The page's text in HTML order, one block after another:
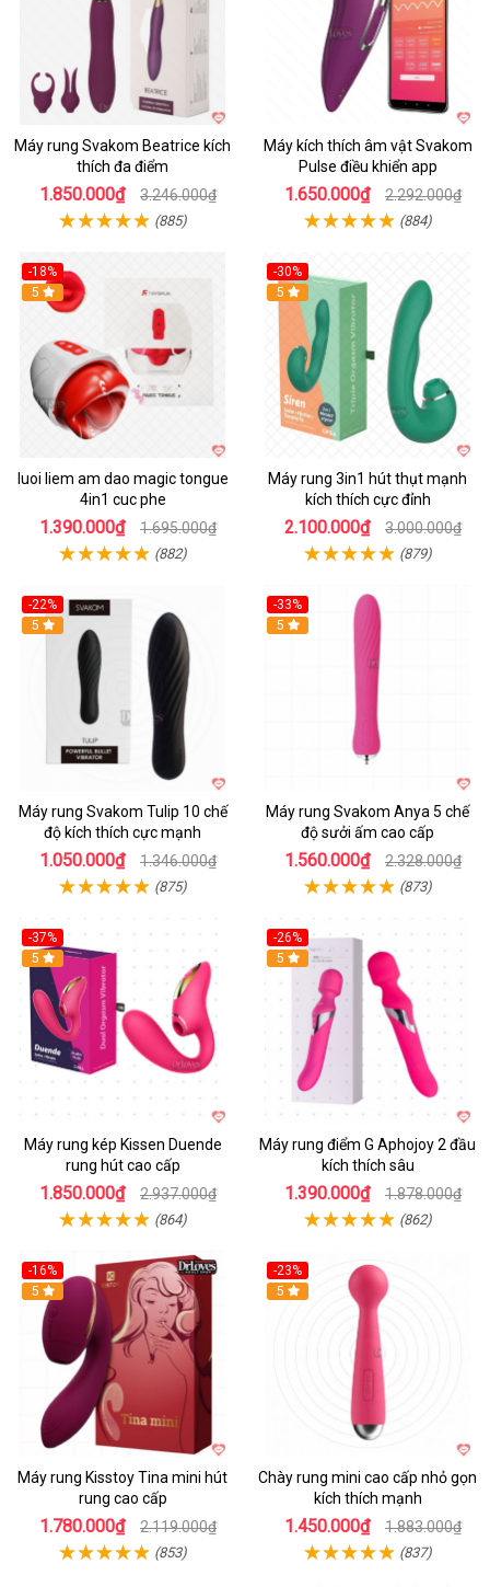
Máy rung Svakom Beatrice kích
thích đa điểm
1.850.000₫ 3.246.000₫
(885)
Máy kích thích âm vật Svakom
Pulse điều khiển app
1.650.000₫ 2.292.000₫
(884)
-18%
Hot
5
luoi liem am dao magic tongue
4in1 cuc phe
1.390.000₫ 1.695.000₫
(882)
-30%
Hot
5
Máy rung 3in1 hút thụt mạnh
kích thích cực đỉnh
2.100.000₫ 3.000.000₫
(879)
-22%
Hot
5
Máy rung Svakom Tulip 10 chế
độ kích thích cực mạnh
1.050.000₫ 1.346.000₫
(875)
-33%
Hot
5
Máy rung Svakom Anya 5 chế
độ sưởi ấm cao cấp
1.560.000₫ 2.328.000₫
(873)
-37%
Hot
5
Máy rung kép Kissen Duende
rung hút cao cấp
1.850.000₫ 2.937.000₫
(864)
-26%
Hot
5
Máy rung điểm G Aphojoy 2 đầu
kích thích sâu
1.390.000₫ 1.878.000₫
(862)
-16%
Hot
5
Máy rung Kisstoy Tina mini hút
rung cao cấp
1.780.000₫ 2.119.000₫
(853)
-23%
Hot
5
Chày rung mini cao cấp nhỏ gọn
kích thích mạnh
1.450.000₫ 1.883.000₫
(837)